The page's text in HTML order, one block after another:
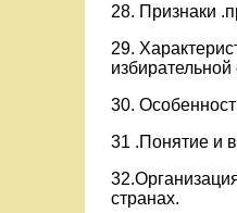
28. Признаки
29.
30.
31 .Понятие и
странах.